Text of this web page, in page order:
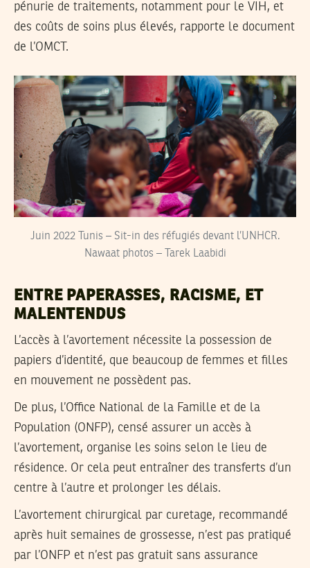
pénurie de traitements, notamment pour le VIH, et
des coûts de soins plus élevés, rapporte le document
de l’OMCT.
Juin 2022 Tunis – Sit-in des réfugiés devant l’UNHCR.
Nawaat photos – Tarek Laabidi
ENTRE PAPERASSES, RACISME, ET
MALENTENDUS
L’accès à l’avortement nécessite la possession de
papiers d’identité, que beaucoup de femmes et filles
en mouvement ne possèdent pas.
De plus, l’Office National de la Famille et de la
Population (ONFP), censé assurer un accès à
l’avortement, organise les soins selon le lieu de
résidence. Or cela peut entraîner des transferts d’un
centre à l’autre et prolonger les délais.
L’avortement chirurgical par curetage, recommandé
après huit semaines de grossesse, n’est pas pratiqué
par l’ONFP et n’est pas gratuit sans assurance